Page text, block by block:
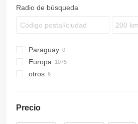
SKO 10
SKO 18
SKO 24
SKO 24/L
Radio de búsqueda
Paraguay
Europa
España
otros
Precio